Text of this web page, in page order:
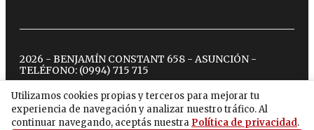
Utilizamos cookies propias y terceros para mejorar tu
experiencia de navegación y analizar nuestro tráfico. Al
continuar navegando, aceptás nuestra Política de privacidad.
2026 - BENJAMÍN CONSTANT 658 - ASUNCIÓN -
TELÉFONO: (0994) 715 715
twitterinstagram
facebook
tiktokyoutubespotify